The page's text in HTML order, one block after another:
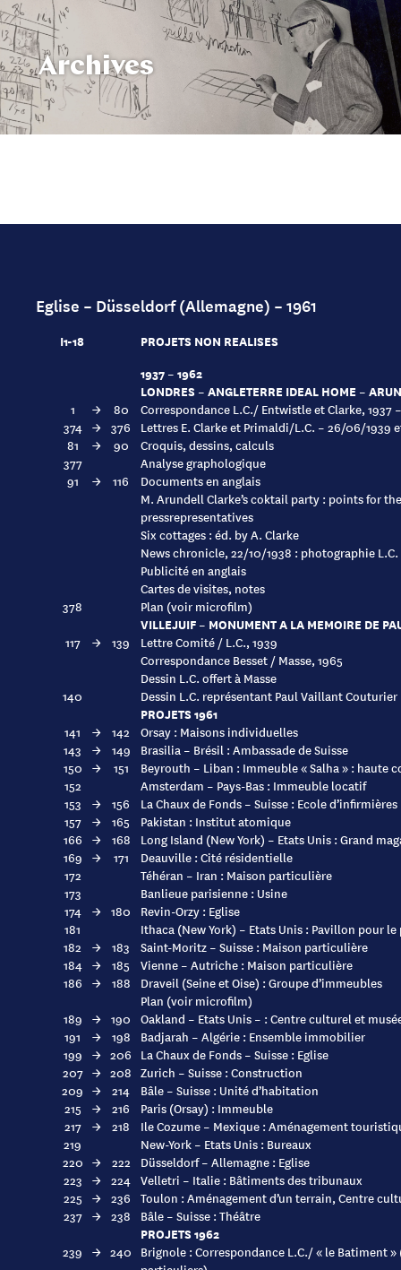
Archives
Eglise – Düsseldorf (Allemagne) – 1961
I1-18
PROJETS NON REALISES
1937 – 1962
LONDRES – ANGLETERRE IDEAL HOME –
1 → 80
Correspondance L.C./ Entwistle et Clarke, 1937
374 → 376
Lettres E. Clarke et Primaldi/L.C. – 26/06/1939
81
→ 90
Croquis, dessins, calculs
377
Analyse graphologique
91
→ 116
Documents en anglais
M. Arundell Clarke’s coktail party : points for
pressrepresentatives
Six cottages : éd. by A. Clarke
News chronicle, 22/10/1938 : photographie
Publicité en anglais
Cartes de visites, notes
378
Plan (voir microfilm)
VILLEJUIF – MONUMENT A LA MEMOIRE DE
117 → 139
Lettre Comité / L.C., 1939
Correspondance Besset / Masse, 1965
Dessin L.C. offert à Masse
140
Dessin L.C. représentant Paul Vaillant Couturier
PROJETS 1961
141 → 142 Orsay : Maisons individuelles
143
→ 149
Brasilia – Brésil : Ambassade de Suisse
150 → 151
Beyrouth – Liban : Immeuble « Salha » : haute
152
Amsterdam – Pays-Bas : Immeuble locatif
153
→ 156
La Chaux de Fonds – Suisse : Ecole d’infirmières
157
→ 165
Pakistan : Institut atomique
166 → 168
Long Island (New York) – Etats Unis : Grand
169 → 171
Deauville : Cité résidentielle
172
Téhéran – Iran : Maison particulière
173
Banlieue parisienne : Usine
174
→ 180
Revin-Orzy : Eglise
181
Ithaca (New York) – Etats Unis : Pavillon pour
182 → 183
Saint-Moritz – Suisse : Maison particulière
184 → 185
Vienne – Autriche : Maison particulière
186 → 188
Draveil (Seine et Oise) : Groupe d’immeubles
Plan (voir microfilm)
189 → 190 Oakland – Etats Unis – : Centre culturel et
191
→ 198
Badjarah – Algérie : Ensemble immobilier
199 → 206 La Chaux de Fonds – Suisse : Eglise
207 → 208 Zurich – Suisse : Construction
209 → 214
Bâle – Suisse : Unité d’habitation
215
→ 216
Paris (Orsay) : Immeuble
217
→ 218
Ile Cozume – Mexique : Aménagement
219
New-York – Etats Unis : Bureaux
220 → 222
Düsseldorf – Allemagne : Eglise
223 → 224 Velletri – Italie : Bâtiments des tribunaux
225 → 236 Toulon : Aménagement d’un terrain, Centre
237 → 238 Bâle – Suisse : Théâtre
PROJETS 1962
239 → 240 Brignole : Correspondance L.C./ « le Batiment